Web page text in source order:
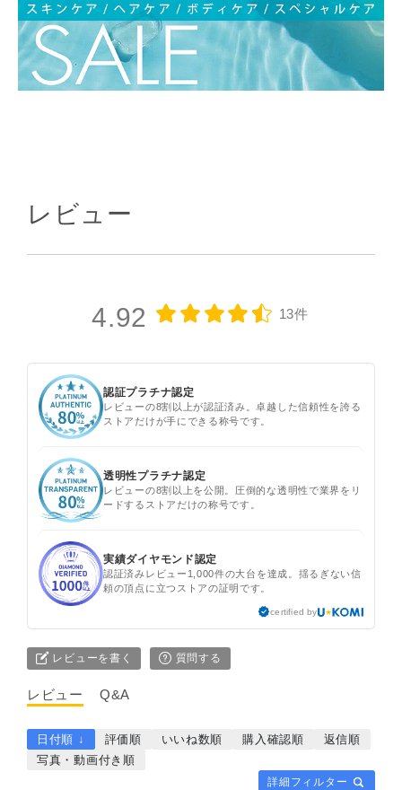
レビュー
4.92 13件
認証プラチナ認定
レビューの8割以上が認証済み。卓越した信頼性を誇る
ストアだけが手にできる称号です。
透明性プラチナ認定
レビューの8割以上を公開。圧倒的な透明性で業界をリ
ードするストアだけの称号です。
実績ダイヤモンド認定
認証済みレビュー1,000件の大台を達成。揺るぎない信
頼の頂点に立つストアの証明です。
certified by
レビューを書く 質問する
レビュー Q&A
詳細フィルター
日付順 ↓ 評価順 いいね数順 購入確認順
返信順
写真・動画付き順